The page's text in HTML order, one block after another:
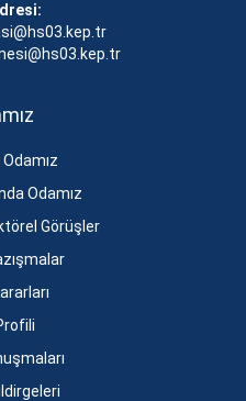
Odamız
Odamız
Görüşler